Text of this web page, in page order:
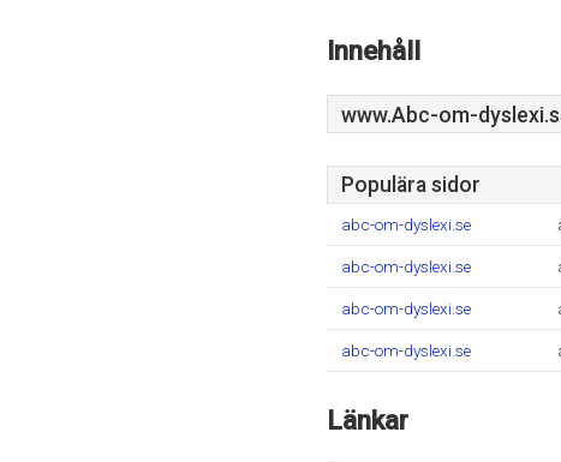
Innehåll
www.Abc-om-
Populära sidor
abc-om-dyslexi.se
abc-om-dyslexi.se
abc-om-dyslexi.se
abc-om-dyslexi.se
Länkar